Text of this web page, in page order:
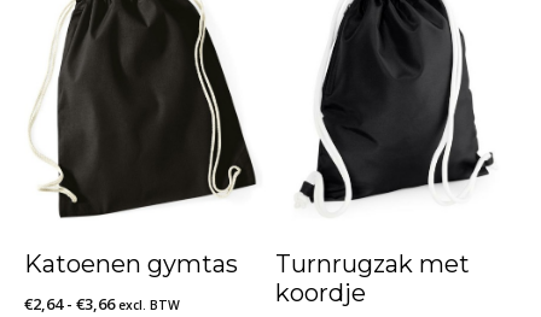
Katoenen gymtas
€2,64 - €3,66Prijsklasse:
excl. BTW
Turnrugzak met
koordje